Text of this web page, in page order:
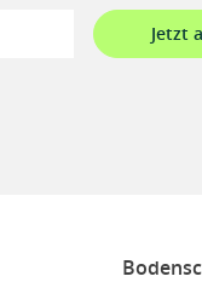
Jetzt